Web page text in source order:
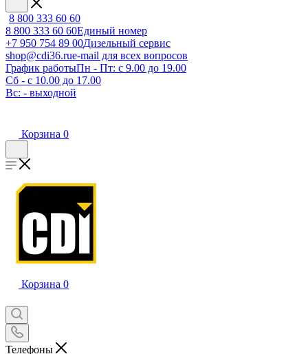
8 800 333 60 60
8 800 333 60 60Единый номер
+7 950 754 89 00Дизельный сервис
shop@cdi36.rue-mail для всех вопросов
График работыПн - Пт: с 9.00 до 19.00
Сб - с 10.00 до 17.00
Вс: - выходной
Корзина 0
Корзина 0
Телефоны